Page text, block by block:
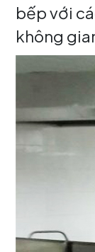
bếp với
không